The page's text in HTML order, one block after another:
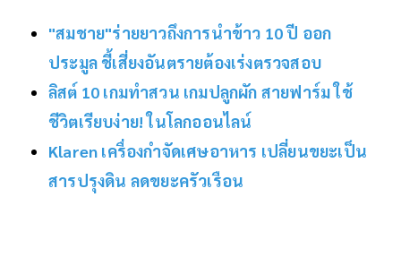
"สมชาย"ร่ายยาวถึงการนำข้าว 10 ปี ออก
ประมูล ชี้เสี่ยงอันตรายต้องเร่งตรวจสอบ
ลิสต์ 10 เกมทำสวน เกมปลูกผัก สายฟาร์ม ใช้
ชีวิตเรียบง่าย! ในโลกออนไลน์
Klaren เครื่องกำจัดเศษอาหาร เปลี่ยนขยะเป็น
สารปรุงดิน ลดขยะครัวเรือน